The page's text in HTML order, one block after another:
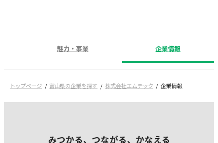
魅力・事業 企業情報
トップページ 富山県の企業を探す 株式会社エムテック 企業情報
みつかる、つながる、かなえる